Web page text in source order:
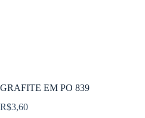
GRAFITE EM PO 839
R$3,60